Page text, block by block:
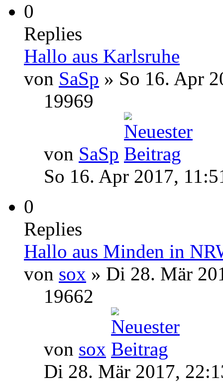
0
Replies
Hallo aus Karlsruhe
von SaSp » So 16. Apr
19969
von SaSp
So 16. Apr 2017,
0
Replies
Hallo aus Minden in
von sox » Di 28. Mär
19662
von sox
Di 28. Mär 2017,